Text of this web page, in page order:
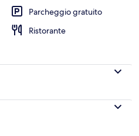
Parcheggio gratuito
Ristorante